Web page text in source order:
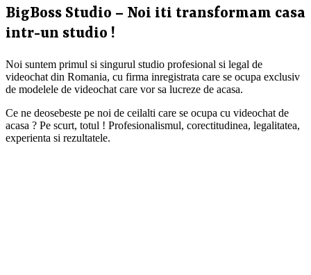
BigBoss Studio – Noi iti transformam casa
intr-un studio !
Noi suntem primul si singurul studio profesional si legal de
videochat din Romania, cu firma inregistrata care se ocupa exclusiv
de modelele de videochat care vor sa lucreze de acasa.
Ce ne deosebeste pe noi de ceilalti care se ocupa cu videochat de
acasa ? Pe scurt, totul ! Profesionalismul, corectitudinea, legalitatea,
experienta si rezultatele.